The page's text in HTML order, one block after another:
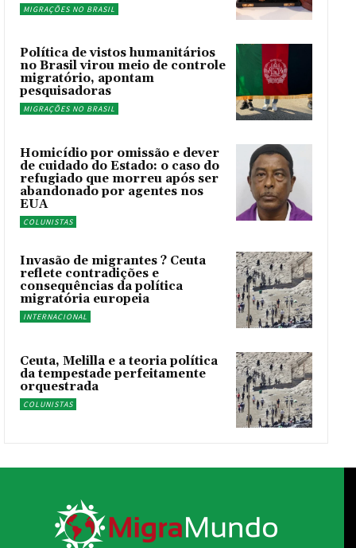
MIGRAÇÕES NO BRASIL
Política de vistos humanitários
no Brasil virou meio de controle
migratório, apontam
pesquisadoras
MIGRAÇÕES NO BRASIL
Homicídio por omissão e dever
de cuidado do Estado: o caso do
refugiado que morreu após ser
abandonado por agentes nos
EUA
COLUNISTAS
Invasão de migrantes ? Ceuta
reflete contradições e
consequências da política
migratória europeia
INTERNACIONAL
Ceuta, Melilla e a teoria política
da tempestade perfeitamente
orquestrada
COLUNISTAS